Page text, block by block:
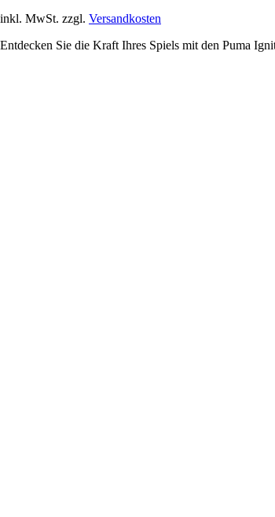
inkl. MwSt. zzgl. Versandkosten
Entdecken Sie die Kraft Ihres Spiels mit den Puma